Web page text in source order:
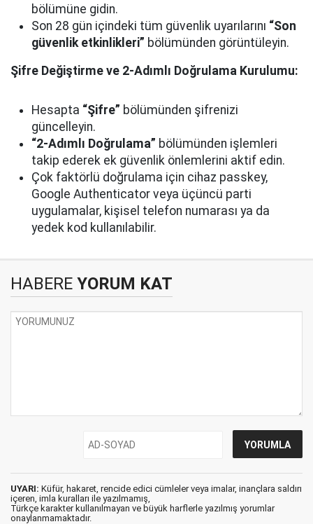
bölümüne gidin.
Son 28 gün içindeki tüm güvenlik uyarılarını “Son
güvenlik etkinlikleri” bölümünden görüntüleyin.
Şifre Değiştirme ve 2-Adımlı Doğrulama Kurulumu:
Hesapta “Şifre” bölümünden şifrenizi
güncelleyin.
“2-Adımlı Doğrulama” bölümünden işlemleri
takip ederek ek güvenlik önlemlerini aktif edin.
Çok faktörlü doğrulama için cihaz passkey,
Google Authenticator veya üçüncü parti
uygulamalar, kişisel telefon numarası ya da
yedek kod kullanılabilir.
HABERE YORUM KAT
UYARI: Küfür, hakaret, rencide edici cümleler veya imalar, inançlara saldırı
içeren, imla kuralları ile yazılmamış,
Türkçe karakter kullanılmayan ve büyük harflerle yazılmış yorumlar
onaylanmamaktadır.